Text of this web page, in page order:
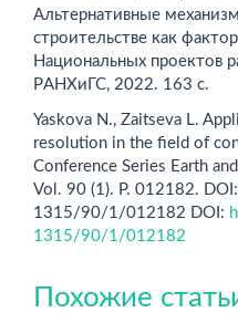
Альтернативные
строительстве как
Национальных проектов
РAНХиГС, 2022. 163 с.
Yaskova N., Zaitseva L.
resolution in the field of
Conference Series Earth
Vol. 90 (1). Р. 012182.
1315/90/1/012182 DOI:
1315/90/1/012182
Похожие